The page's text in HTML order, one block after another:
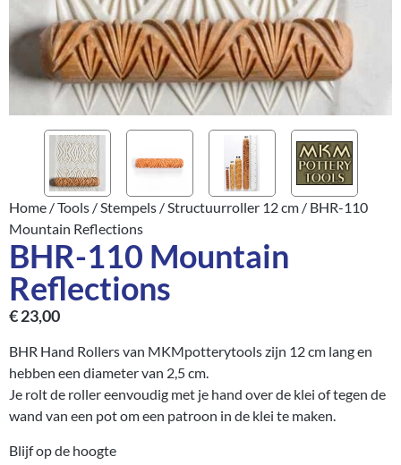
Home /Tools /Stempels /Structuurroller 12 cm / BHR-110
Mountain Reflections
BHR-110 Mountain
Reflections
€23,00
BHR Hand Rollers van MKMpotterytools zijn 12 cm lang en
hebben een diameter van 2,5 cm.
Je rolt de roller eenvoudig met je hand over de klei of tegen de
wand van een pot om een patroon in de klei te maken.
Blijf op de hoogte